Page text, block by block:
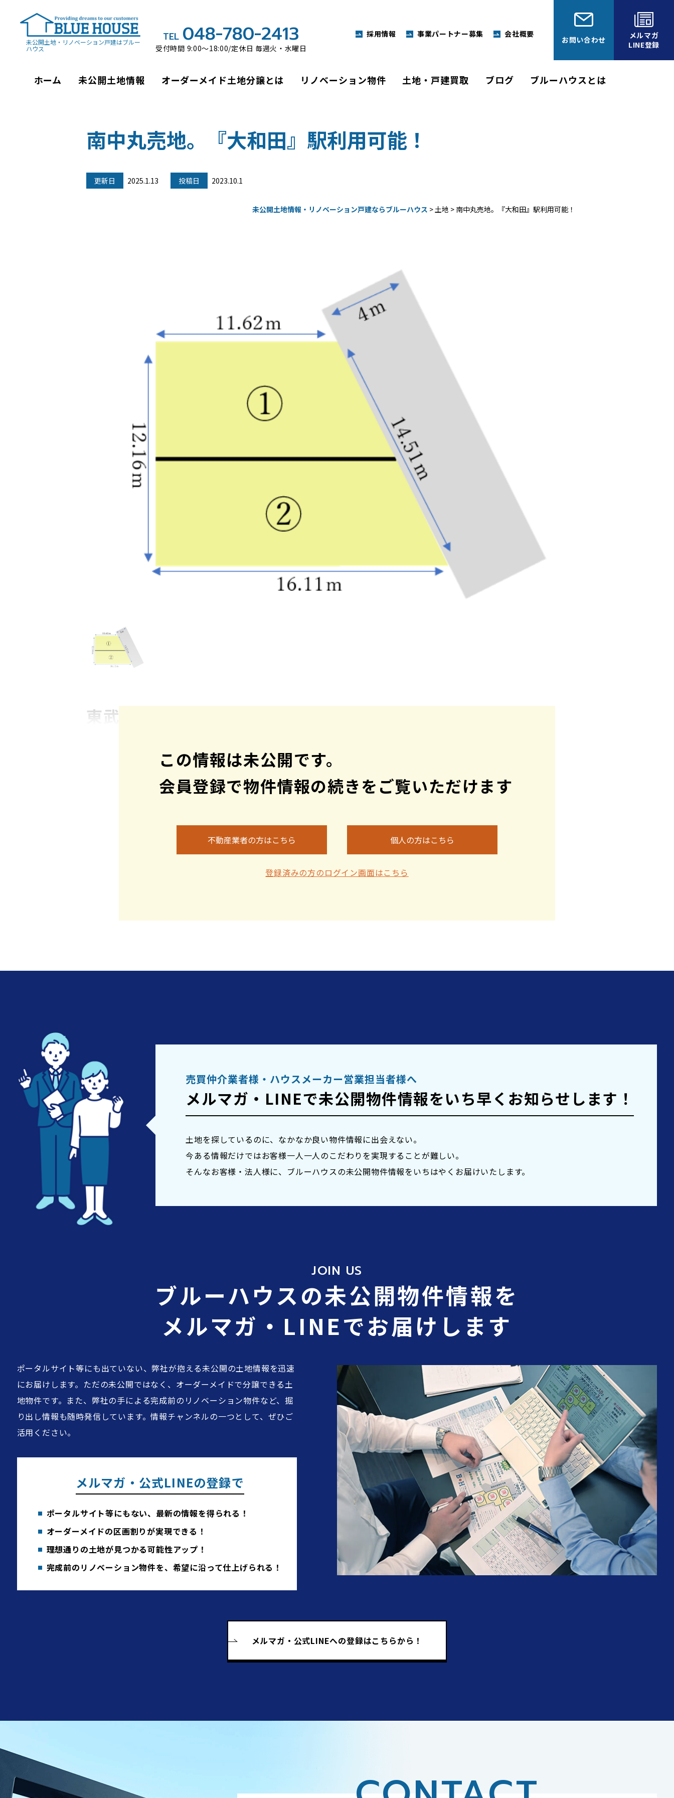
未公開土地・リノベーション戸建はブルー
ハウス
TEL 048-780-2413
受付時間 9:00～18:00/定休日 毎週火・水曜日
採用情報 事業パートナー募集 会社概要
お問い合わせ
メルマガ
LINE登録
ホーム 未公開土地情報 オーダーメイド土地分譲とは リノベーション物件 土地・戸建買取 ブログ ブルーハウスとは
南中丸売地。『大和田』駅利用可能！
更新日 2025.1.13 投稿日 2023.10.1
未公開土地情報・リノベーション戸建ならブルーハウス >土地 > 南中丸売地。『大和田』駅利用可能！
東武アーバンパークライン『大和田』駅利用可能。
建築条件はありませんので、お好きなハウスメーカーで建築可能です。自分好みのお好きなお家を建てて頂くことができます。物件
詳細等、お気軽にお問い合わせください♪
埼玉県さいたま市見沼区大字南中丸
交通アクセス ー
土地権利 所有権
186.25㎡(約56.3坪)
私道負担面積
約14.51ｍ
法令・制限
地域・地区 高度地区(15ｍ)
都市計画区域 市街化区域
備考 ◆本ページに掲載の情報と現況が相違する場合は、現況を優先とします。
この情報は未公開です。
会員登録で物件情報の続きをご覧いただけます
不動産業者の方はこちら 個人の方はこちら
登録済みの方のログイン画面はこちら
売買仲介業者様・ ハウスメーカー営業担当者様へ
メルマガ・LINEで未公開物件情報をいち早くお知らせします！
土地を探しているのに、なかなか良い物件情報に出会えない。
今ある情報だけではお客様一人一人のこだわりを実現することが難しい。
そんなお客様・法人様に、ブルーハウスの未公開物件情報をいちはやくお届けいたします。
JOIN US
ブルーハウスの未公開物件情報を
メルマガ・LINEでお届けします
ポータルサイト等にも出ていない、弊社が抱える未公開の土地情報を迅速
にお届けします。ただの未公開ではなく、オーダーメイドで分譲できる土
地物件です。また、弊社の手による完成前のリノベーション物件など、掘
り出し情報も随時発信しています。情報チャンネルの一つとして、ぜひご
活用ください。
メルマガ・公式LINEの登録で
ポータルサイト等にもない、最新の情報を得られる！
オーダーメイドの区画割りが実現できる！
理想通りの土地が見つかる可能性アップ！
完成前のリノベーション物件を、希望に沿って仕上げられる！
メルマガ・公式LINEへの登録はこちらから！